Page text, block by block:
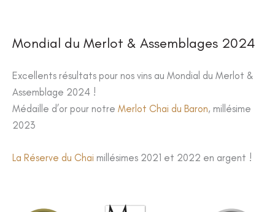
Mondial du Merlot & Assemblages 2024
Excellents résultats pour nos vins au Mondial du Merlot &
Assemblage 2024 !
Médaille d’or pour notre Merlot Chai du Baron, millésime
2023
La Réserve du Chai millésimes 2021 et 2022 en argent !